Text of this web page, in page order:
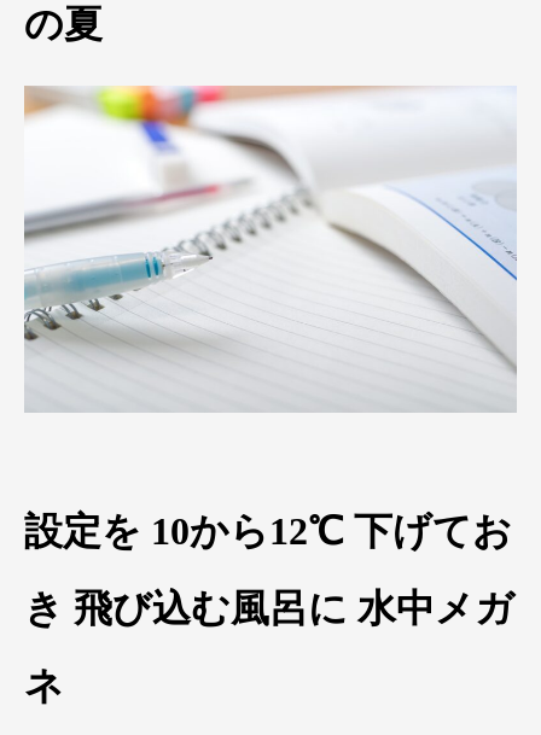
の夏
設定を 10から12℃ 下げてお
き 飛び込む風呂に 水中メガ
ネ